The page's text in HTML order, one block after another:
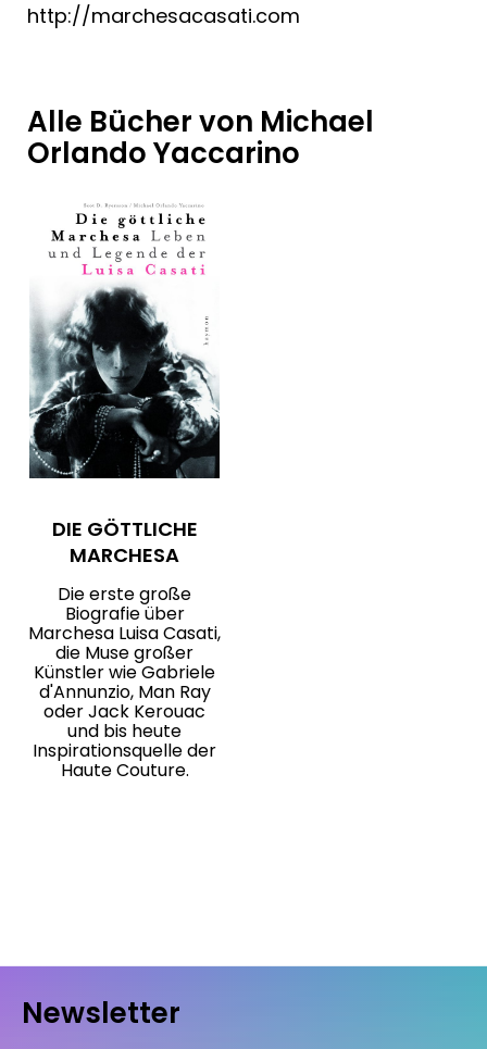
http://marchesacasati.com
Alle Bücher von Michael
Orlando Yaccarino
DIE GÖTTLICHE
MARCHESA
Die erste große
Biografie über
Marchesa Luisa Casati,
die Muse großer
Künstler wie Gabriele
d'Annunzio, Man Ray
oder Jack Kerouac
und bis heute
Inspirationsquelle der
Haute Couture.
Newsletter